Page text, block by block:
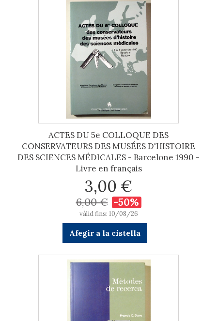
ACTES DU 5e COLLOQUE DES
CONSERVATEURS DES MUSÉES D'HISTOIRE
DES SCIENCES MÉDICALES - Barcelone 1990 -
Livre en français
3,00 €
6,00 € -50%
vàlid fins: 10/08/26
Afegir a la cistella